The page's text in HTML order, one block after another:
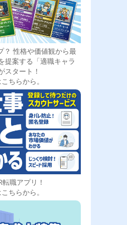
？ 性格や価値観から最
提案する「適職キャラ
スタート！
ちらから。
転職アプリ！
ちらから。